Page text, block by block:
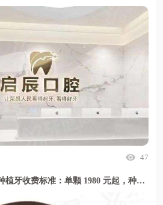
47
山东日照麦田口腔 2026 种植牙收费标准：单颗 1980 元起，种牙价格透明放心选